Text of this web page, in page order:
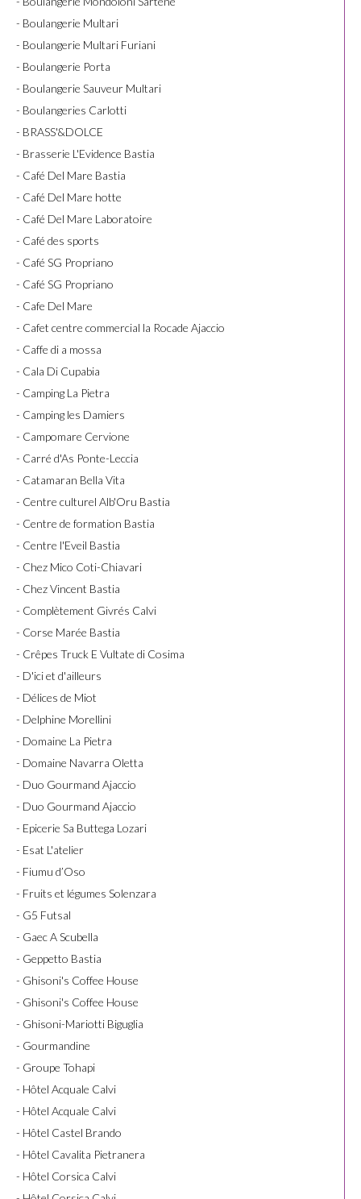
- Boulangerie Multari
- Boulangerie Multari Furiani
- Boulangerie Porta
- Boulangerie Sauveur Multari
- Boulangeries Carlotti
- BRASS'&DOLCE
- Brasserie L'Evidence Bastia
- Café Del Mare Bastia
- Café Del Mare hotte
- Café Del Mare Laboratoire
- Café des sports
- Café SG Propriano
- Café SG Propriano
- Cafe Del Mare
- Cafet centre commercial la Rocade Ajaccio
- Caffe di a mossa
- Cala Di Cupabia
- Camping La Pietra
- Camping les Damiers
- Campomare Cervione
- Carré d'As Ponte-Leccia
- Catamaran Bella Vita
- Centre culturel Alb'Oru Bastia
- Centre de formation Bastia
- Centre l'Eveil Bastia
- Chez Mico Coti-Chiavari
- Chez Vincent Bastia
- Complètement Givrés Calvi
- Corse Marée Bastia
- Crêpes Truck E Vultate di Cosima
- D'ici et d'ailleurs
- Délices de Miot
- Delphine Morellini
- Domaine La Pietra
- Domaine Navarra Oletta
- Duo Gourmand Ajaccio
- Duo Gourmand Ajaccio
- Epicerie Sa Buttega Lozari
- Esat L'atelier
- Fiumu d’Oso
- Fruits et légumes Solenzara
- G5 Futsal
- Gaec A Scubella
- Geppetto Bastia
- Ghisoni's Coffee House
- Ghisoni's Coffee House
- Ghisoni-Mariotti Biguglia
- Gourmandine
- Groupe Tohapi
- Hôtel Acquale Calvi
- Hôtel Acquale Calvi
- Hôtel Castel Brando
- Hôtel Cavalita Pietranera
- Hôtel Corsica Calvi